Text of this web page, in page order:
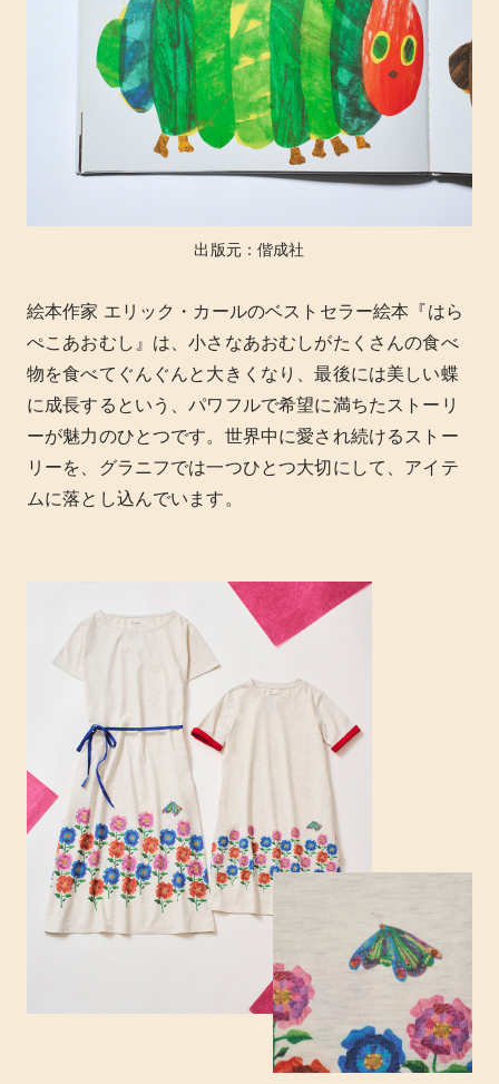
出版元：偕成社
絵本作家 エリック・カールのベストセラー絵本『はら
ぺこあおむし』は、小さなあおむしがたくさんの食べ
物を食べてぐんぐんと大きくなり、最後には美しい蝶
に成長するという、パワフルで希望に満ちたストーリ
ーが魅力のひとつです。世界中に愛され続けるストー
リーを、グラニフでは一つひとつ大切にして、アイテ
ムに落とし込んでいます。